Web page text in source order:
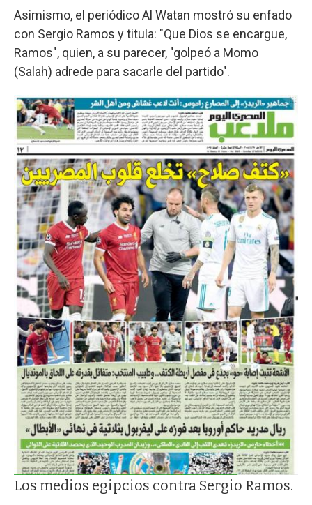
Asimismo, el periódico Al Watan mostró su enfado
con Sergio Ramos y titula: "Que Dios se encargue,
Ramos", quien, a su parecer, "golpeó a Momo
(Salah) adrede para sacarle del partido".
Los medios egipcios contra Sergio Ramos.